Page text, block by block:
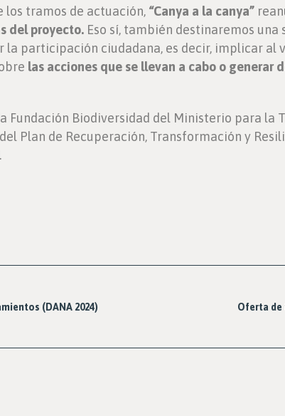
los tramos de actuación, “Canya a la canya”
del proyecto. Eso sí, también destinaremos una
participación ciudadana, es decir, implicar al
las acciones que se llevan a cabo o generar
Fundación Biodiversidad del Ministerio para la
Plan de Recuperación, Transformación y
(DANA 2024) Oferta